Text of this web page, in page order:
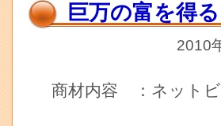
巨万の富を得
2010
商材内容 ：ネット